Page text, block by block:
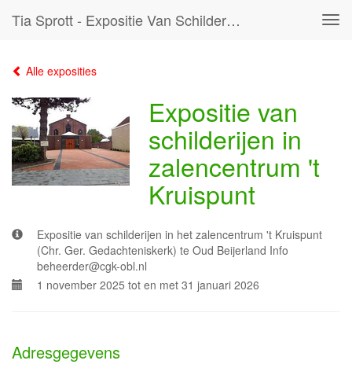
Tia Sprott - Expositie Van Schilderijen In Zalencentrum 't Kruispunt
Alle exposities
Expositie van
schilderijen in
zalencentrum 't
Kruispunt
Expositie van schilderijen in het zalencentrum 't Kruispunt
(Chr. Ger. Gedachteniskerk) te Oud Beijerland Info
beheerder@cgk-obl.nl
1 november 2025 tot en met 31 januari 2026
Adresgegevens